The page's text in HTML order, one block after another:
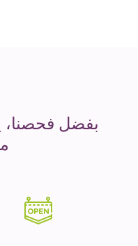
بفضل فحصنا،